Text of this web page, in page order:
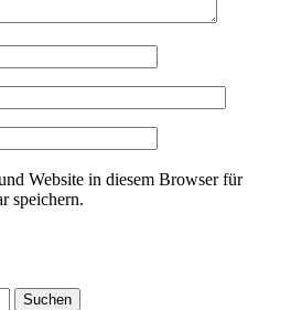
Website in diesem Browser für
speichern.